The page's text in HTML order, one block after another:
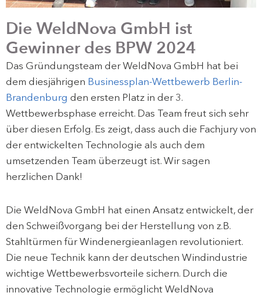
Die WeldNova GmbH ist
Gewinner des BPW 2024
Das Gründungsteam der WeldNova GmbH hat bei
dem diesjährigen Businessplan-Wettbewerb Berlin-
Brandenburg den ersten Platz in der 3.
Wettbewerbsphase erreicht. Das Team freut sich sehr
über diesen Erfolg. Es zeigt, dass auch die Fachjury von
der entwickelten Technologie als auch dem
umsetzenden Team überzeugt ist. Wir sagen
herzlichen Dank!
Die WeldNova GmbH hat einen Ansatz entwickelt, der
den Schweißvorgang bei der Herstellung von z.B.
Stahltürmen für Windenergieanlagen revolutioniert.
Die neue Technik kann der deutschen Windindustrie
wichtige Wettbewerbsvorteile sichern. Durch die
innovative Technologie ermöglicht WeldNova